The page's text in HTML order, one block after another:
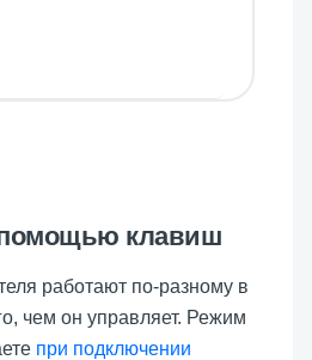
клавиш
работают по-разному в
чем он управляет. Режим
при подключении